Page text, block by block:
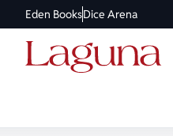
Eden BooksDice Arena